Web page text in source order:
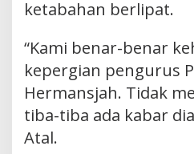
ketabahan berlipat.
“Kami benar-benar
kepergian pengurus
Hermansjah. Tidak
tiba-tiba ada kabar
Atal.